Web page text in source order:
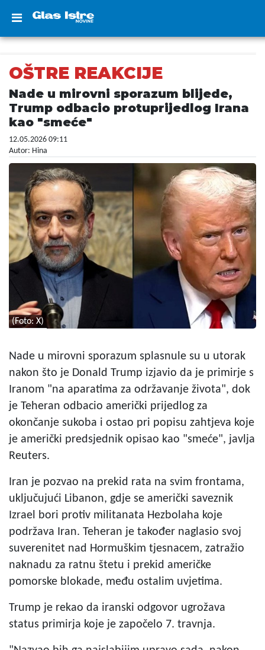
OŠTRE REAKCIJE
Nade u mirovni sporazum blijede,
Trump odbacio protuprijedlog Irana
kao "smeće"
12.05.2026 09:11
Autor: Hina
(Foto: X)
Nade u mirovni sporazum splasnule su u utorak
nakon što je Donald Trump izjavio da je primirje s
Iranom "na aparatima za održavanje života", dok
je Teheran odbacio američki prijedlog za
okončanje sukoba i ostao pri popisu zahtjeva koje
je američki predsjednik opisao kao "smeće", javlja
Reuters.
Iran je pozvao na prekid rata na svim frontama,
uključujući Libanon, gdje se američki saveznik
Izrael bori protiv militanata Hezbolaha koje
podržava Iran. Teheran je također naglasio svoj
suverenitet nad Hormuškim tjesnacem, zatražio
naknadu za ratnu štetu i prekid američke
pomorske blokade, među ostalim uvjetima.
Trump je rekao da iranski odgovor ugrožava
status primirja koje je započelo 7. travnja.